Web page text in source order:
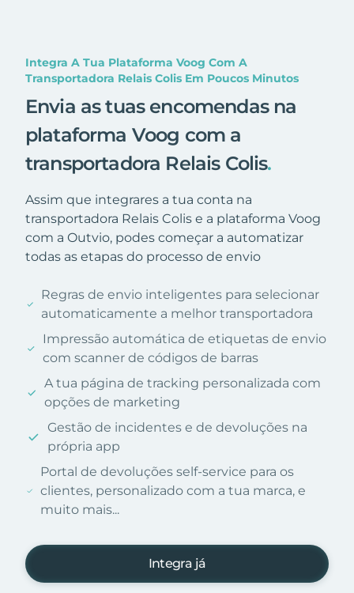
Integra A Tua Plataforma Voog Com A
Transportadora Relais Colis Em Poucos Minutos
Envia as tuas encomendas na
plataforma Voog com a
transportadora Relais Colis.
Assim que integrares a tua conta na
transportadora Relais Colis e a plataforma Voog
com a Outvio, podes começar a automatizar
todas as etapas do processo de envio
Regras de envio inteligentes para selecionar
automaticamente a melhor transportadora
Impressão automática de etiquetas de envio
com scanner de códigos de barras
A tua página de tracking personalizada com
opções de marketing
Gestão de incidentes e de devoluções na
própria app
Portal de devoluções self-service para os
clientes, personalizado com a tua marca, e
muito mais...
Integra já